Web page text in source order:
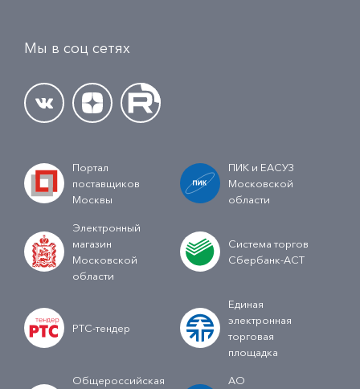
Мы в соц сетях
Портал
поставщиков
Москвы
ПИК и ЕАСУЗ
Московской
области
Электронный
магазин
Московской
области
Система торгов
Сбербанк-АСТ
РТС-тендер
Единая
электронная
торговая
площадка
Общероссийская АО